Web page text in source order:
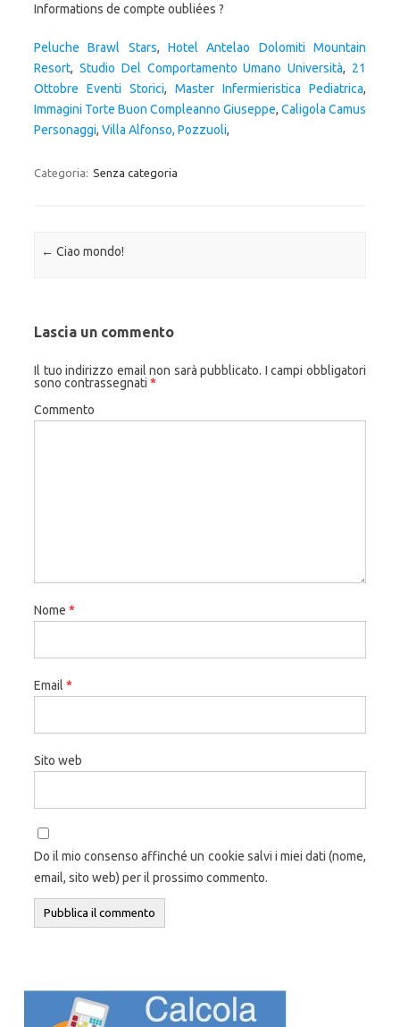
Informations de compte oubliées ?
Peluche Brawl Stars,Hotel Antelao Dolomiti Mountain
Resort, Studio Del Comportamento Umano Università, 21
Ottobre Eventi Storici, Master Infermieristica Pediatrica,
Immagini Torte Buon Compleanno Giuseppe, Caligola Camus
Personaggi, Villa Alfonso, Pozzuoli,
Categoria: Senza categoria
Navigazione articolo
← Ciao mondo!
Lascia un commento
Il tuo indirizzo email non sarà pubblicato. I campi obbligatori
sono contrassegnati *
Commento
Nome *
Email *
Sito web
Do il mio consenso affinché un cookie salvi i miei dati (nome,
email, sito web) per il prossimo commento.